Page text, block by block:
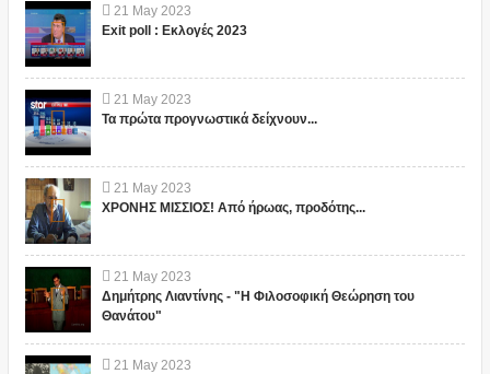
21 May 2023
Exit poll : Εκλογές 2023
21 May 2023
Τα πρώτα προγνωστικά δείχνουν...
21 May 2023
ΧΡΟΝΗΣ ΜΙΣΣΙΟΣ! Από ήρωας, προδότης...
21 May 2023
Δημήτρης Λιαντίνης - "Η Φιλοσοφική Θεώρηση του
Θανάτου"
21 May 2023